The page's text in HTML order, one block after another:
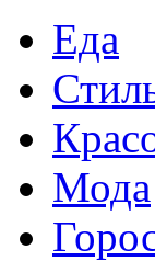
Еда
Мода